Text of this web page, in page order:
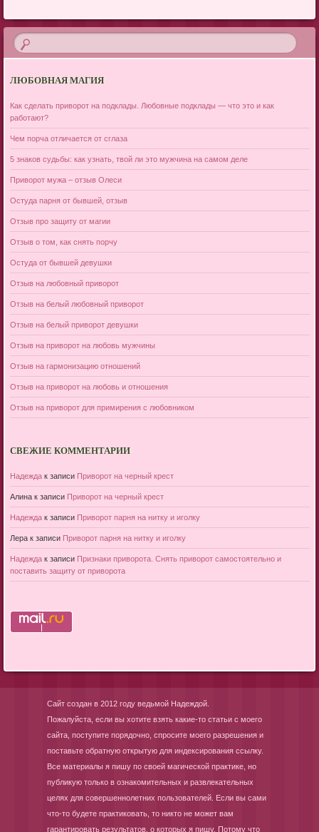
ЛЮБОВНАЯ МАГИЯ
Как сделать приворот на подклады. Любовные подклады — что это и как
работают?
Чем порча отличается от сглаза
5 знаков судьбы: как узнать, твой ли это мужчина на самом деле
Приворот мужа – отзыв Олеси
Остуда парня от бывшей, отзыв
Отзыв про защиту от магии
Отзыв о том, как снять порчу
Остуда от бывшей девушки
Отзыв на любовный приворот
Отзыв на белый любовный приворот
Отзыв на белый приворот девушки
Отзыв на приворот на любовь мужчины
Отзыв на гармонизацию отношений
Отзыв на приворот на любовь и отношения
Отзыв на приворот для примирения с любовником
СВЕЖИЕ КОММЕНТАРИИ
Надеждак записи Приворот на черный крест
Алинак записи Приворот на черный крест
Надеждак записи Приворот парня на нитку и иголку
Лерак записи Приворот парня на нитку и иголку
Надеждак записи Признаки приворота. Снять приворот самостоятельно и
поставить защиту от приворота
Сайт создан в 2012 году ведьмой Надеждой.
Пожалуйста, если вы хотите взять какие-то статьи с моего
сайта, поступите порядочно, спросите моего разрешения и
поставьте обратную открытую для индексирования ссылку.
Все материалы я пишу по своей магической практике, но
публикую только в ознакомительных и развлекательных
целях для совершеннолетних пользователей. Если вы сами
что-то будете практиковать, то никто не может вам
гарантировать результатов, о которых я пишу. Потому что